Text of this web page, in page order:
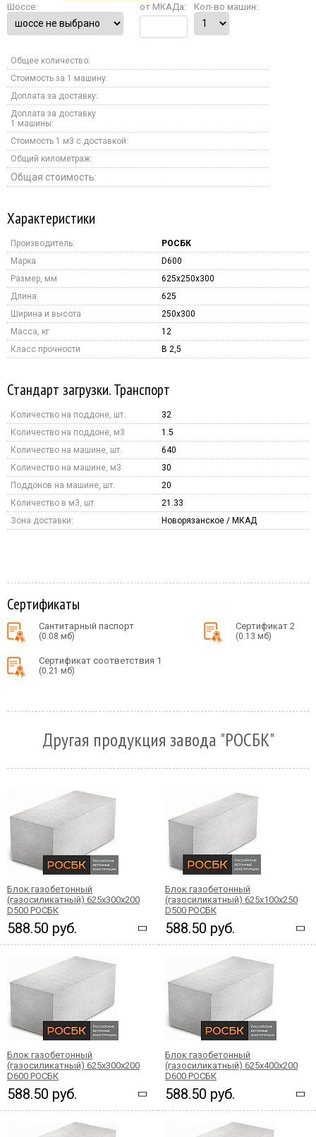
Шоссе: от МКАДа: Кол-во машин:
Общее количество:
Стоимость за 1 машину:
Доплата за доставку:
Доплата за доставку
1 машины:
Стоимость 1 м3 с доставкой:
Общий километраж:
Общая стоимость:
Характеристики
Производитель:
РОСБК
Марка
D600
Размер, мм
625x250x300
Длина
625
Ширина и высота
250x300
Масса, кг
12
Класс прочности
B 2,5
Стандарт загрузки. Транспорт
Количество на поддоне, шт.
32
Количество на поддоне, м3
1.5
Количество на машине, шт.
640
Количество на машине, м3
30
Поддонов на машине, шт.
20
Количество в м3, шт.
21.33
Зона доставки:
Новорязанское / МКАД
Сертификаты
Сантитарный паспорт
(0.08 мб)
Сертификат 2
(0.13 мб)
Сертификат соответствия 1
(0.21 мб)
Другая продукция завода "РОСБК"
Блок газобетонный
(газосиликатный) 625x300x200
D500 РОСБК
588.50 руб.
Блок газобетонный
(газосиликатный) 625x100x250
D500 РОСБК
588.50 руб.
Блок газобетонный
(газосиликатный) 625x300x200
D600 РОСБК
588.50 руб.
Блок газобетонный
(газосиликатный) 625x400x200
D600 РОСБК
588.50 руб.